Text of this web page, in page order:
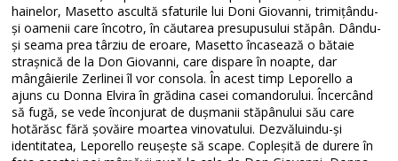
hainelor, Masetto ascultă sfaturile lui Doni Giovanni, trimițându-
și oamenii care încotro, în căutarea presupusului stăpân. Dându-
și seama prea târziu de eroare, Masetto încasează o bătaie
strașnică de la Don Giovanni, care dispare în noapte, dar
mângâierile Zerlinei îl vor consola. În acest timp Leporello a
ajuns cu Donna Elvira în grădina casei comandorului. Încercând
să fugă, se vede înconjurat de dușmanii stăpânului său care
hotărăsc fără șovăire moartea vinovatului. Dezvăluindu-și
identitatea, Leporello reușește să scape. Copleșită de durere în